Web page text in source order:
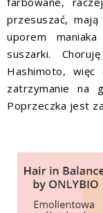
przesuszać,
uporem
suszarki.
Hashimoto,
zatrzymanie na
Poprzeczka jest